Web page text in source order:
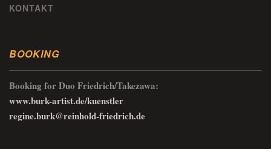
KONTAKT
BOOKING
Booking for Duo Friedrich/Takezawa:
www.burk-artist.de/kuenstler
regine.burk@reinhold-friedrich.de